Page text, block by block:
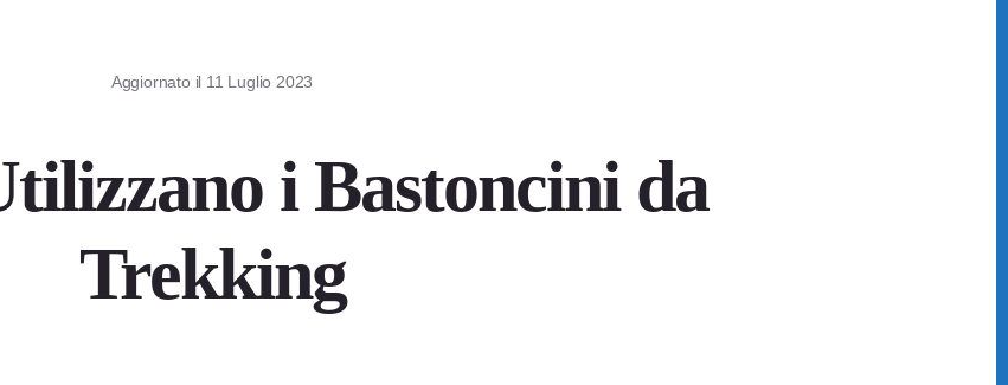
Aggiornato il 11 Luglio 2023
i Bastoncini da
Trekking